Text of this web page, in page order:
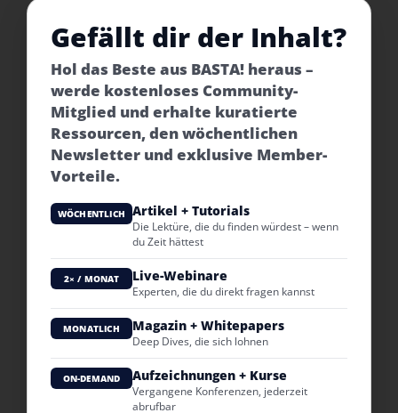
Gefällt dir der Inhalt?
Hol das Beste aus BASTA! heraus –
werde kostenloses Community-
Mitglied und erhalte kuratierte
Ressourcen, den wöchentlichen
Newsletter und exklusive Member-
Vorteile.
WÖCHENTLICH Artikel + Tutorials
Die Lektüre, die du finden würdest – wenn
du Zeit hättest
2× / MONAT Live-Webinare
Experten, die du direkt fragen kannst
MONATLICH Magazin + Whitepapers
Deep Dives, die sich lohnen
ON-DEMAND Aufzeichnungen + Kurse
Vergangene Konferenzen, jederzeit
abrufbar